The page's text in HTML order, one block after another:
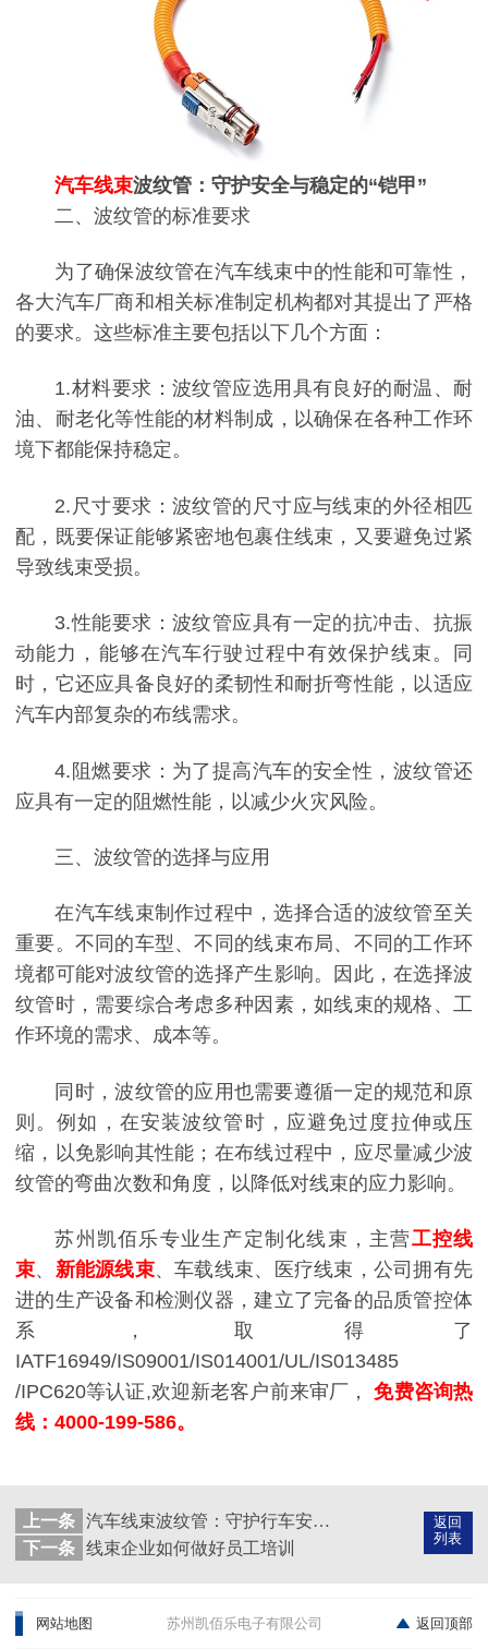
汽车线束波纹管：守护安全与稳定的“铠甲”
二、波纹管的标准要求
为了确保波纹管在汽车线束中的性能和可靠性，
各大汽车厂商和相关标准制定机构都对其提出了严格
的要求。这些标准主要包括以下几个方面：
1.材料要求：波纹管应选用具有良好的耐温、耐
油、耐老化等性能的材料制成，以确保在各种工作环
境下都能保持稳定。
2.尺寸要求：波纹管的尺寸应与线束的外径相匹
配，既要保证能够紧密地包裹住线束，又要避免过紧
导致线束受损。
3.性能要求：波纹管应具有一定的抗冲击、抗振
动能力，能够在汽车行驶过程中有效保护线束。同
时，它还应具备良好的柔韧性和耐折弯性能，以适应
汽车内部复杂的布线需求。
4.阻燃要求：为了提高汽车的安全性，波纹管还
应具有一定的阻燃性能，以减少火灾风险。
三、波纹管的选择与应用
在汽车线束制作过程中，选择合适的波纹管至关
重要。不同的车型、不同的线束布局、不同的工作环
境都可能对波纹管的选择产生影响。因此，在选择波
纹管时，需要综合考虑多种因素，如线束的规格、工
作环境的需求、成本等。
同时，波纹管的应用也需要遵循一定的规范和原
则。例如，在安装波纹管时，应避免过度拉伸或压
缩，以免影响其性能；在布线过程中，应尽量减少波
纹管的弯曲次数和角度，以降低对线束的应力影响。
苏州凯佰乐专业生产定制化线束，主营工控线
束、 新能源线束、车载线束、医疗线束，公司拥有先
进的生产设备和检测仪器，建立了完备的品质管控体
系，取得了
IATF16949/IS09001/IS014001/UL/IS013485
/IPC620等认证,欢迎新老客户前来审厂，免费咨询热
线：4000-199-586。
返回
列表
上一条
汽车线束波纹管：守护行车安全的隐形英雄
下一条 线束企业如何做好员工培训
网站地图 苏州凯佰乐电子有限公司 返回顶部